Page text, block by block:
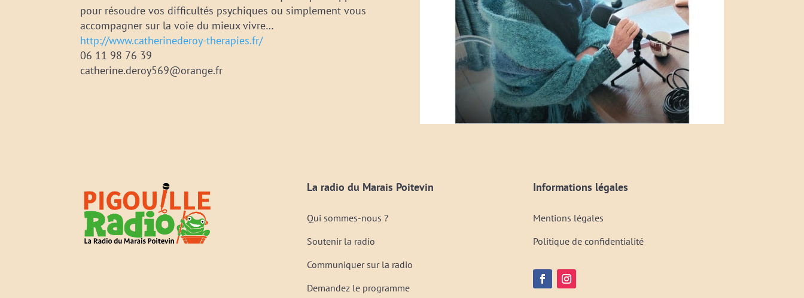
pour résoudre vos difficultés psychiques ou simplement vous
accompagner sur la voie du mieux vivre…
http://www.catherinederoy-therapies.fr/
06 11 98 76 39
catherine.deroy569@orange.fr
La radio du Marais Poitevin
Qui sommes-nous ?
Soutenir la radio
Communiquer sur la radio
Demandez le programme
Informations légales
Mentions légales
Politique de confidentialité